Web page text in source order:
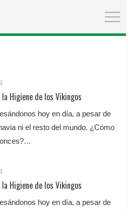
Higiene de los Vikingos
hoy en día, a pesar de
ni el resto del mundo. ¿Cómo
Higiene de los Vikingos
hoy en día, a pesar de